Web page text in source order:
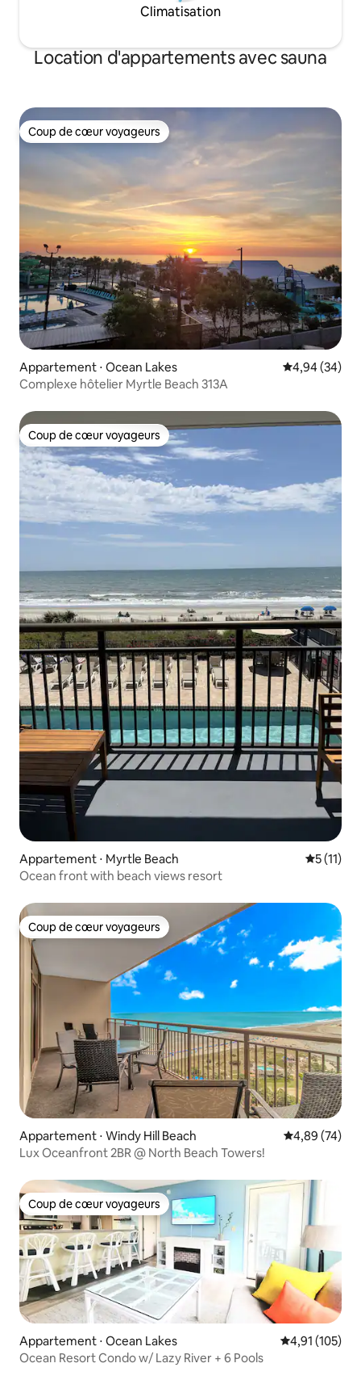
Climatisation
Location d'appartements avec sauna
Coup de cœur voyageurs
Coup de cœur voyageurs
Appartement ⋅ Ocean Lakes Évaluation
4,94 (34)
Complexe hôtelier Myrtle Beach 313A
Coup de cœur voyageurs
Coup de cœur voyageurs
Appartement ⋅ Myrtle Beach
5 (11)
Ocean front with beach views resort
Coup de cœur voyageurs
Coup de cœur voyageurs
Appartement ⋅ Windy Hill Beach Évaluation
4,89 (74)
Lux Oceanfront 2BR @ North Beach Towers!
Coup de cœur voyageurs
Coup de cœur voyageurs
Appartement ⋅ Ocean Lakes Évaluation
4,91 (105)
Ocean Resort Condo w/ Lazy River + 6 Pools